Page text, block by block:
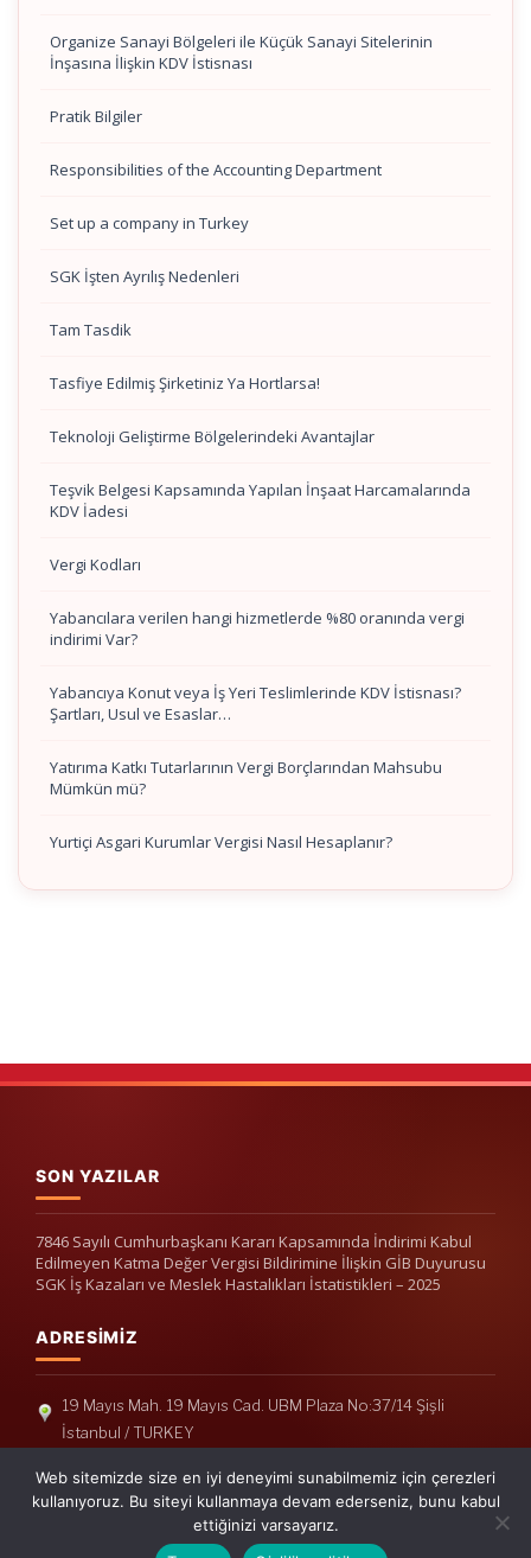
Organize Sanayi Bölgeleri ile Küçük Sanayi Sitelerinin
İnşasına İlişkin KDV İstisnası
Pratik Bilgiler
Responsibilities of the Accounting Department
Set up a company in Turkey
SGK İşten Ayrılış Nedenleri
Tam Tasdik
Tasfiye Edilmiş Şirketiniz Ya Hortlarsa!
Teknoloji Geliştirme Bölgelerindeki Avantajlar
Teşvik Belgesi Kapsamında Yapılan İnşaat Harcamalarında
KDV İadesi
Vergi Kodları
Yabancılara verilen hangi hizmetlerde %80 oranında vergi
indirimi Var?
Yabancıya Konut veya İş Yeri Teslimlerinde KDV İstisnası?
Şartları, Usul ve Esaslar…
Yatırıma Katkı Tutarlarının Vergi Borçlarından Mahsubu
Mümkün mü?
Yurtiçi Asgari Kurumlar Vergisi Nasıl Hesaplanır?
SON YAZILAR
7846 Sayılı Cumhurbaşkanı Kararı Kapsamında İndirimi Kabul
Edilmeyen Katma Değer Vergisi Bildirimine İlişkin GİB Duyurusu
SGK İş Kazaları ve Meslek Hastalıkları İstatistikleri – 2025
ADRESIMIZ
19 Mayıs Mah. 19 Mayıs Cad. UBM Plaza No:37/14 Şişli
İstanbul / TURKEY
Telefon: +90(212) 240 33 39
Telefon: +90(212) 248 19 36
info@erisymm.com
Web sitemizde size en iyi deneyimi sunabilmemiz için çerezleri
kullanıyoruz. Bu siteyi kullanmaya devam ederseniz, bunu kabul
ettiğinizi varsayarız.